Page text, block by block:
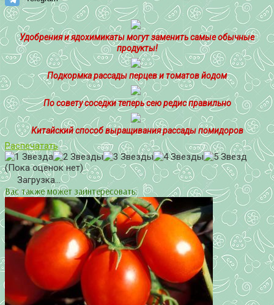
Удобрения и ядохимикаты могут заменить самые обычные
продукты!
Подкормка рассады перцев и томатов йодом
По совету соседки теперь сею редис правильно
Китайский способ выращивания рассады помидоров
Распечатать
(Пока оценок нет)
Загрузка...
Вас также может заинтересовать: